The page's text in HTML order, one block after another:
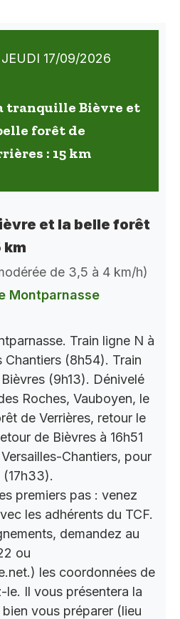
JEUDI 17/09/2026
tranquille Bièvre et
forêt de
: 15 km
et la belle forêt
km
de 3,5 à 4 km/h)
Montparnasse
Train ligne N à
Chantiers (8h54). Train
(9h13). Dénivelé
Roches, Vauboyen, le
de Verrières, retour le
de Bièvres à 16h51
Chantiers, pour
premiers pas : venez
les adhérents du TCF.
demandez au
ou
les coordonnées de
le. Il vous présentera la
vous préparer (lieu